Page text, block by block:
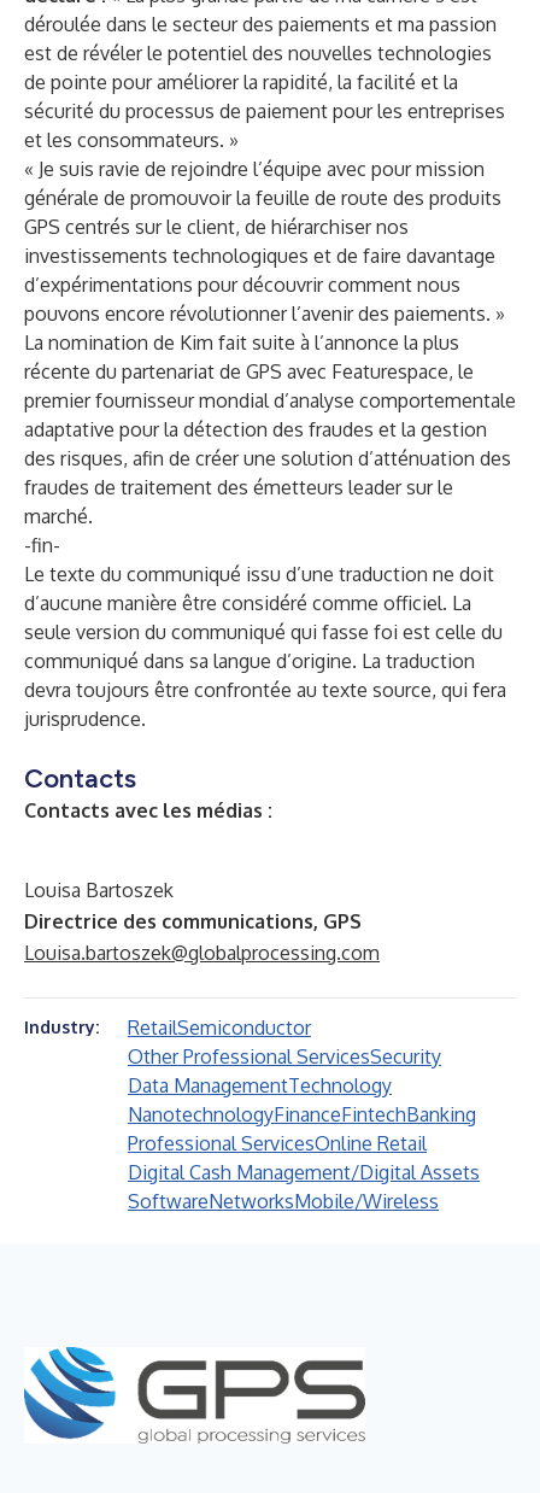
déroulée dans le secteur des paiements et ma passion
est de révéler le potentiel des nouvelles technologies
de pointe pour améliorer la rapidité, la facilité et la
sécurité du processus de paiement pour les entreprises
et les consommateurs. »
« Je suis ravie de rejoindre l’équipe avec pour mission
générale de promouvoir la feuille de route des produits
GPS centrés sur le client, de hiérarchiser nos
investissements technologiques et de faire davantage
d’expérimentations pour découvrir comment nous
pouvons encore révolutionner l’avenir des paiements. »
La nomination de Kim fait suite à l’annonce la plus
récente du partenariat de GPS avec Featurespace, le
premier fournisseur mondial d’analyse comportementale
adaptative pour la détection des fraudes et la gestion
des risques, afin de créer une solution d’atténuation des
fraudes de traitement des émetteurs leader sur le
marché.
-fin-
Le texte du communiqué issu d’une traduction ne doit
d’aucune manière être considéré comme officiel. La
seule version du communiqué qui fasse foi est celle du
communiqué dans sa langue d’origine. La traduction
devra toujours être confrontée au texte source, qui fera
jurisprudence.
Contacts
Contacts avec les médias :
Louisa Bartoszek
Directrice des communications, GPS
Louisa.bartoszek@globalprocessing.com
Industry: RetailSemiconductor
Other Professional ServicesSecurity
Data ManagementTechnology
NanotechnologyFinanceFintechBanking
Professional ServicesOnline Retail
Digital Cash Management/Digital Assets
SoftwareNetworksMobile/Wireless